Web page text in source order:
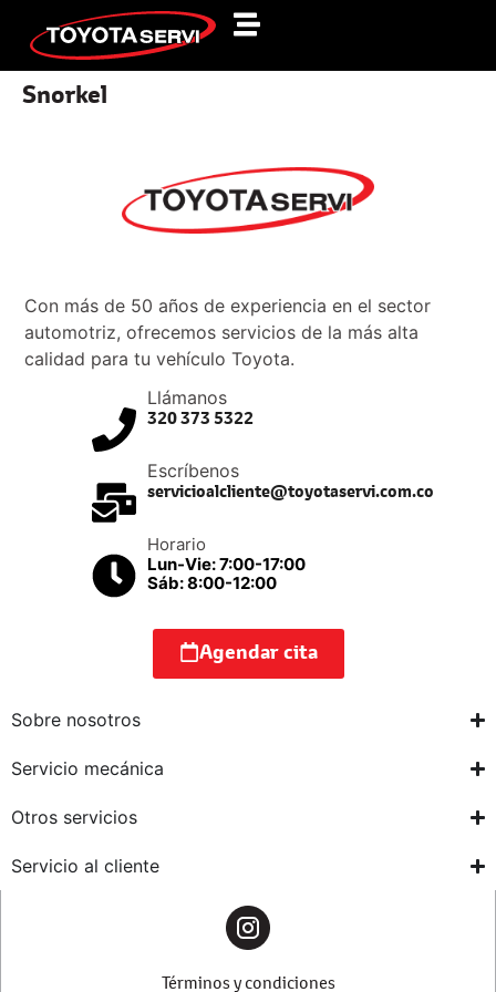
Snorkel
Con más de 50 años de experiencia en el sector
automotriz, ofrecemos servicios de la más alta
calidad para tu vehículo Toyota.
Llámanos
320 373 5322
Escríbenos
servicioalcliente@toyotaservi.com.co
Horario
Lun-Vie: 7:00-17:00
Sáb: 8:00-12:00
Agendar cita
Sobre nosotros
Servicio mecánica
Otros servicios
Servicio al cliente
Términos y condiciones